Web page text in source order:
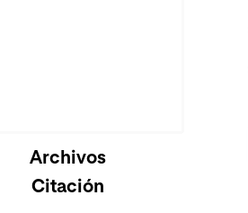
Archivos
Citación